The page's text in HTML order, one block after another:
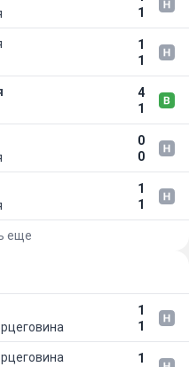
1
1
1
4
1
0
0
1
1
еще
1
1
1